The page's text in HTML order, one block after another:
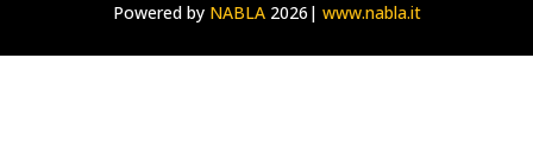
Powered by NABLA2026| www.nabla.it